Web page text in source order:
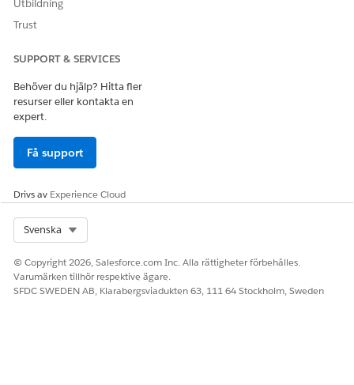
Utbildning
Trust
SUPPORT & SERVICES
Behöver du hjälp? Hitta fler
resurser eller kontakta en
expert.
Få support
Drivs av Experience Cloud
Svenska
© Copyright 2026, Salesforce.com Inc. Alla rättigheter förbehålles.
Varumärken tillhör respektive ägare.
SFDC SWEDEN AB, Klarabergsviadukten 63, 111 64 Stockholm, Sweden